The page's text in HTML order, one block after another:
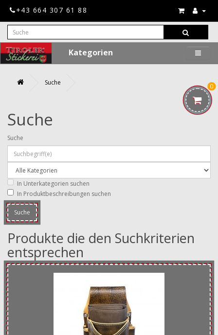
+43 664 307 61 88
0
Kategorien
Suche
Suche
Suche
In Unterkategorien suchen
In Produktbeschreibungen suchen
Produkte die den Suchkriterien
entsprechen